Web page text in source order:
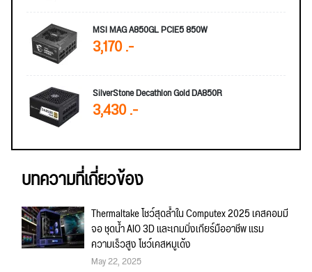
MSI MAG A850GL PCIE5 850W
3,170 .-
SilverStone Decathlon Gold DA850R
3,430 .-
บทความที่เกี่ยวข้อง
Thermaltake โชว์สุดล้ำใน Computex 2025 เคสคอมมี
จอ ชุดน้ำ AIO 3D และเกมมิ่งเกียร์มืออาชีพ แรม
ความเร็วสูง โชว์เคสหมูเด้ง
May 22, 2025